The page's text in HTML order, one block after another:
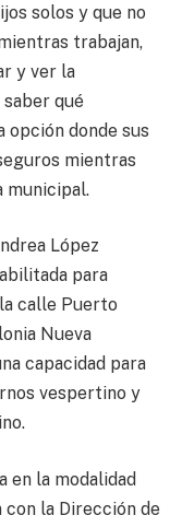
solos y que no
trabajan,
y ver la
qué
opción donde sus
mientras
municipal.
López
para
calle Puerto
Nueva
capacidad para
vespertino y
en la modalidad
con la Dirección de